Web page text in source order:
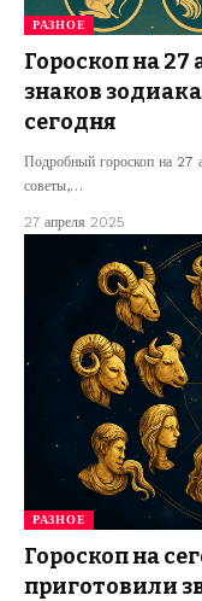
РАЗНОЕ
Гороскоп на 27
знаков
сегодня
Подробный гороскоп на 27
советы,…
27 апреля 2025
РАЗНОЕ
Гороскоп на
приготовили